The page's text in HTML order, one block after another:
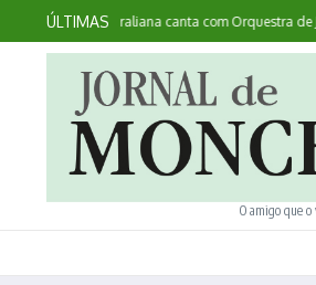
Ir para o conteúdo
ÚLTIMAS
australiana canta com Orquestra de Jazz
O amigo que o